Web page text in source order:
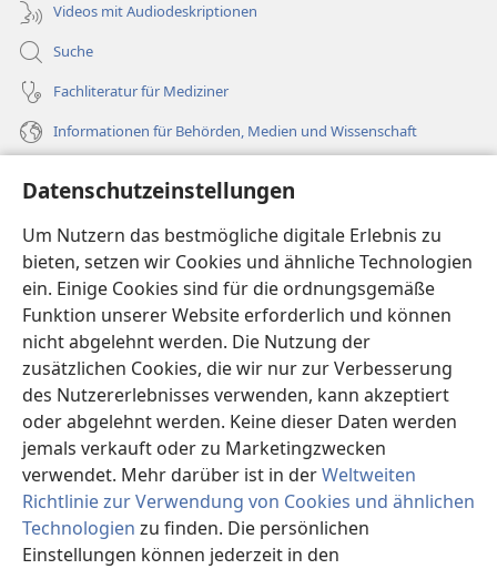
Datenschutzeinstellungen
Um Nutzern das bestmögliche digitale Erlebnis zu
bieten, setzen wir Cookies und ähnliche Technologien
ein. Einige Cookies sind für die ordnungsgemäße
Funktion unserer Website erforderlich und können
nicht abgelehnt werden. Die Nutzung der
zusätzlichen Cookies, die wir nur zur Verbesserung
des Nutzererlebnisses verwenden, kann akzeptiert
oder abgelehnt werden. Keine dieser Daten werden
jemals verkauft oder zu Marketingzwecken
verwendet. Mehr darüber ist in derWeltweiten
Richtlinie zur Verwendung von Cookies und ähnlichen
Technologien zu finden. Die persönlichen
Einstellungen können jederzeit in den
Videos mit Audiodeskriptionen
Suche
Fachliteratur für Mediziner
Informationen für Behörden, Medien und Wissenschaft
Spenden
(öffnet
neues
Fenster)Wachtturm ONLINE-BIBLIOTHEK
(öffnet
neues
Fenster)JW Hub®
(öffnet
neues
Fenster)JW Library
Watchtower Library ®
Copyright© 2026 Watch Tower Bible and Tract Society of Pennsylvania.